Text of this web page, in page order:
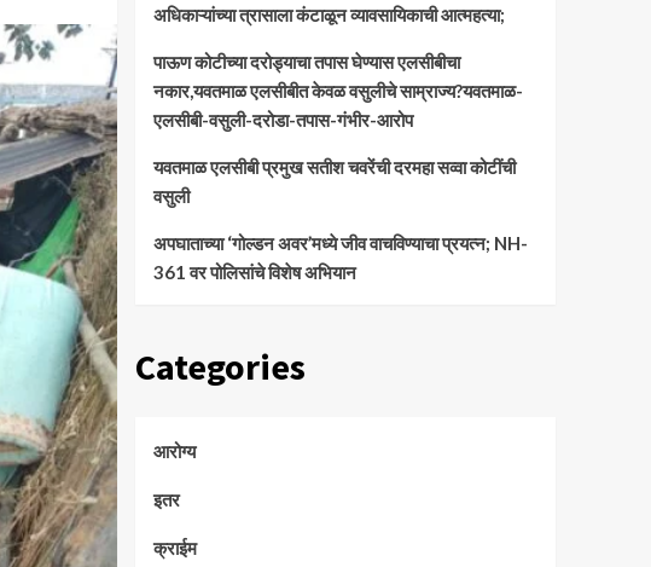
अधिकाऱ्यांच्या त्रासाला कंटाळून व्यावसायिकाची आत्महत्या;
पाऊण कोटीच्या दरोड्याचा तपास घेण्यास एलसीबीचा
नकार,यवतमाळ एलसीबीत केवळ वसुलीचे साम्राज्य?यवतमाळ-
एलसीबी-वसुली-दरोडा-तपास-गंभीर-आरोप
यवतमाळ एलसीबी प्रमुख सतीश चवरेंची दरमहा सव्वा कोटींची
वसुली
अपघाताच्या ‘गोल्डन अवर’मध्ये जीव वाचविण्याचा प्रयत्न; NH-
361 वर पोलिसांचे विशेष अभियान
Categories
आरोग्य
इतर
क्राईम